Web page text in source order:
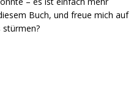
Buch, und freue mich auf